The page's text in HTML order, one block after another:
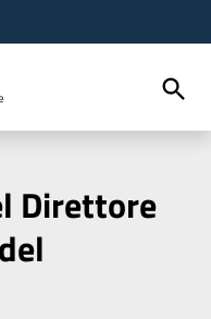
Direttore